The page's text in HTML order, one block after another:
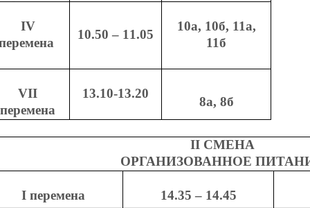
IV
10.50 – 11.05
10а, 10б, 11а,
11б
VII
перемена
13.10-13.20
8а, 8б
IIСМЕНА
ОРГАНИЗОВАННОЕ
Iперемена 14.35 – 14.45